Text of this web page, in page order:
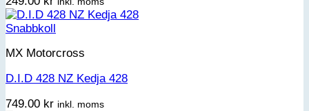
Snabbkoll
MX Motorcross
D.I.D 428 NZ Kedja 428
749.00 kr inkl. moms